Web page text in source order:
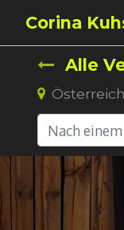
Corina
Alle
Österreich